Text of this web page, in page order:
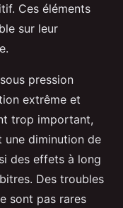
Ces éléments
sur leur
pression
extrême et
trop important,
une diminution de
des effets à long
Des troubles
sont pas rares